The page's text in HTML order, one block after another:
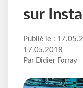
sur
Publié le :
17.05.2018
Par Didier Forray